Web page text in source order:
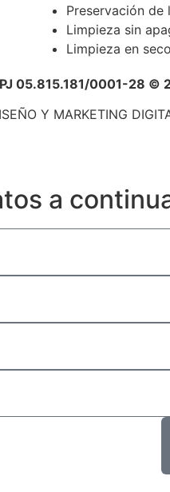
Preservación
Limpieza sin
Limpieza en
05.815.181/0001-28
Y MARKETING
a